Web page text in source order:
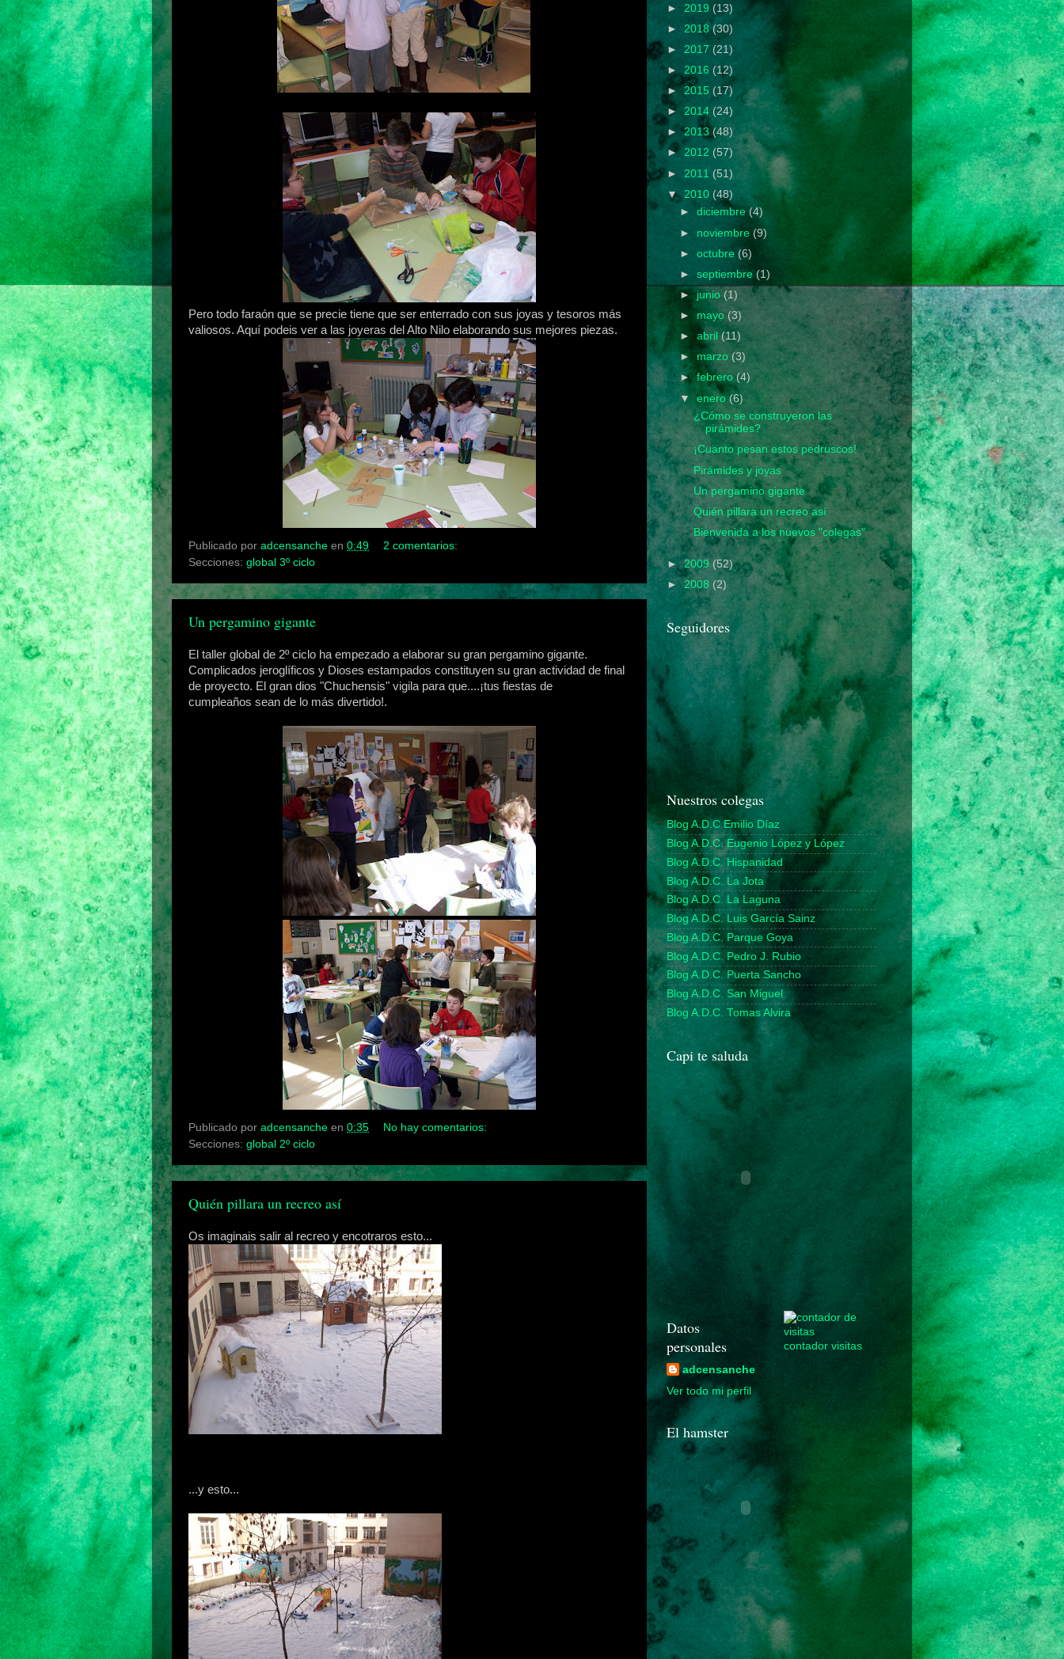
Pero todo faraón que se precie tiene que ser enterrado con sus joyas y tesoros más
valiosos. Aquí podeis ver a las joyeras del Alto Nilo elaborando sus mejores piezas.
Publicado por adcensanche en 0:49
2 comentarios:
Secciones: global 3º ciclo
Un pergamino gigante
El taller global de 2º ciclo ha empezado a elaborar su gran pergamino gigante.
Complicados jeroglíficos y Dioses estampados constituyen su gran actividad de final
de proyecto. El gran dios "Chuchensis" vigila para que....¡tus fiestas de
cumpleaños sean de lo más divertido!.
Publicado por adcensanche en 0:35
No hay comentarios:
Secciones: global 2º ciclo
Quién pillara un recreo así
Os imaginais salir al recreo y encotraros esto...
...y esto...
► 2019 (13)
► 2018(30)
► 2017 (21)
► 2016 (12)
► 2015 (17)
► 2014 (24)
►2013(48)
►2012 (57)
► 2011 (51)
▼2010 (48)
►diciembre (4)
► noviembre (9)
►octubre (6)
►septiembre(1)
►junio(1)
► mayo (3)
►abril(11)
► marzo(3)
►febrero(4)
▼enero(6)
¿Cómo se construyeron las
pirámides?
¡Cuanto pesan estos pedruscos!
Pirámides y joyas
Un pergamino gigante
Quién pillara un recreo así
Bienvenida a los nuevos "colegas"
►2009(52)
►2008 (2)
Seguidores
Nuestros colegas
Blog A.D.C Emilio Díaz
Blog A.D.C. Eugenio López y López
Blog A.D.C. Hispanidad
Blog A.D.C. La Jota
Blog A.D.C. La Laguna
Blog A.D.C. Luis García Sainz
Blog A.D.C. Parque Goya
Blog A.D.C. Pedro J. Rubio
Blog A.D.C. Puerta Sancho
Blog A.D.C. San Miguel
Blog A.D.C. Tomas Alvira
Capi te saluda
Datos
personales
adcensanche
Ver todo mi perfil
contador visitas
El hamster